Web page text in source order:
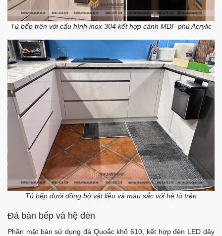
Tủ bếp trên với cấu hình inox 304 kết hợp cánh MDF phủ Acrylic
Tủ bếp dưới đồng bộ vật liệu và màu sắc với hệ tủ trên
Đá bàn bếp và hệ đèn
Phần mặt bàn sử dụng đá Quoắc khổ 610, kết hợp đèn LED dây